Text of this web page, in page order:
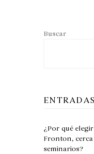
Buscar
¿Por qué
Fronton,
seminarios?